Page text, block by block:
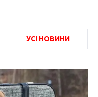
УСІ НОВИНИ